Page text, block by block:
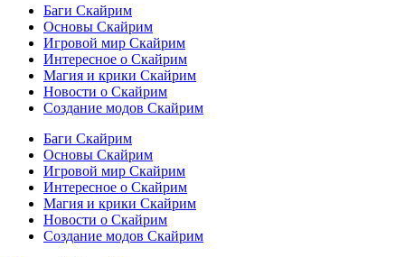
Баги Скайрим
Основы Скайрим
Игровой мир Скайрим
Интересное о Скайрим
Магия и крики Скайрим
Новости о Скайрим
Создание модов Скайрим
Баги Скайрим
Основы Скайрим
Игровой мир Скайрим
Интересное о Скайрим
Магия и крики Скайрим
Новости о Скайрим
Создание модов Скайрим